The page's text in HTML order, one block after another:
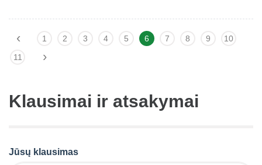
‹ 1 2 3 4 5 6 7 8 9
10
11
›
Klausimai ir atsakymai
Jūsų klausimas